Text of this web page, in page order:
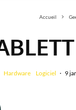
Accueil
Hardware Logiciel · 9